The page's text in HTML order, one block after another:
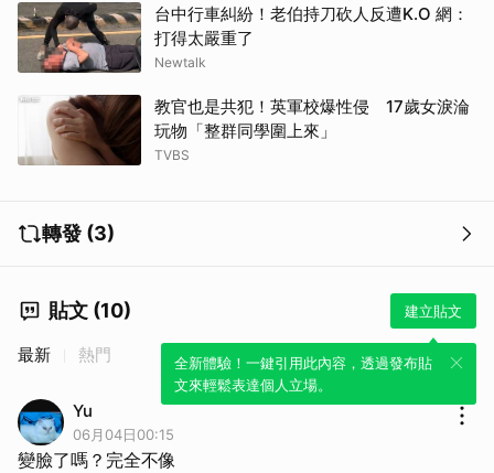
台中行車糾紛！老伯持刀砍人反遭K.O 網：
打得太嚴重了
Newtalk
教官也是共犯！英軍校爆性侵 17歲女淚淪
玩物「整群同學圍上來」
TVBS
轉發 (3)
貼文 (10) 建立貼文
全新體驗！一鍵引用此內容，透過發布貼
文來輕鬆表達個人立場。
最新 熱門
Yu
06月04日00:15
變臉了嗎？完全不像